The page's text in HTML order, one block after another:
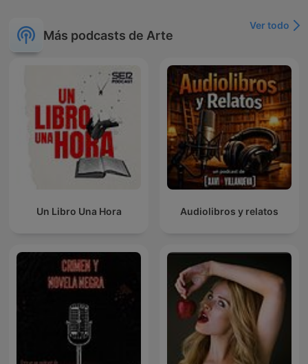
Más podcasts de Arte
Ver todo
Un Libro Una Hora Audiolibros y relatos